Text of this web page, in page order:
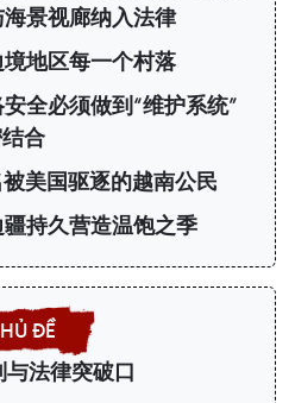
景视廊纳入法律
地区每一个村落
全必须做到“维护系统”
合
美国驱逐的越南公民
持久营造温饱之季
与法律突破口